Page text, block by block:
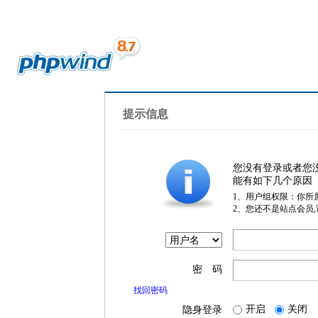
提示信息
您没有登录或者您
能有如下几个原因
1、用户组权限：你所
2、您还不是站点会员
密 码
找回密码
隐身登录 开启 关闭